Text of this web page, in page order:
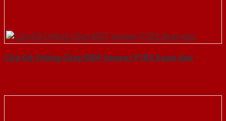
Cửa Gỗ Chống Cháy MDF Veneer P1R2 Xoan dao